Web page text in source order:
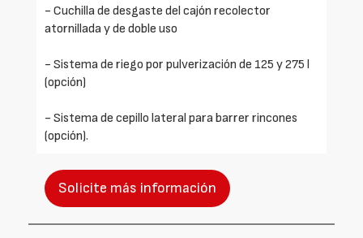
- Cuchilla de desgaste del cajón recolector
atornillada y de doble uso
- Sistema de riego por pulverización de 125 y 275 l
(opción)
- Sistema de cepillo lateral para barrer rincones
(opción).
Solicite más información